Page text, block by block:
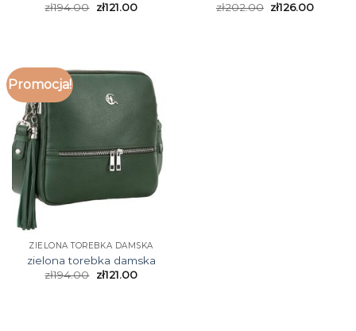
zł194.00 zł121.00
zł202.00 zł126.00
Promocja!
ZIELONA TOREBKA DAMSKA
zielona torebka damska
zł194.00 zł121.00